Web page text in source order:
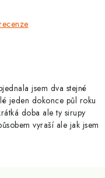
a platba
jsem dva stejné
jeden dokonce půl roku
doba ale ty sirupy
vyraší ale jak jsem